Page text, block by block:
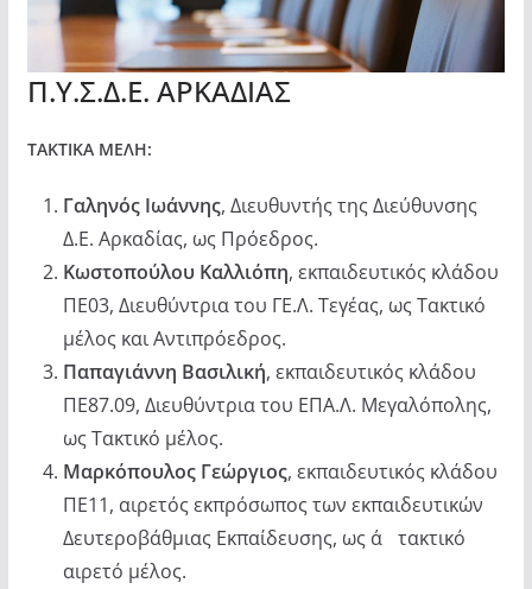
Π.Υ.Σ.Δ.Ε. ΑΡΚΑΔΙΑΣ
ΤΑΚΤΙΚΑ ΜΕΛΗ:
Γαληνός Ιωάννης, Διευθυντής της Διεύθυνσης
Δ.Ε. Αρκαδίας, ως Πρόεδρος.
Κωστοπούλου Καλλιόπη, εκπαιδευτικός κλάδου
ΠΕ03, Διευθύντρια του ΓΕ.Λ. Τεγέας, ως Τακτικό
μέλος και Αντιπρόεδρος.
Παπαγιάννη Βασιλική, εκπαιδευτικός κλάδου
ΠΕ87.09, Διευθύντρια του ΕΠΑ.Λ. Μεγαλόπολης,
ως Τακτικό μέλος.
Μαρκόπουλος Γεώργιος, εκπαιδευτικός κλάδου
ΠΕ11, αιρετός εκπρόσωπος των εκπαιδευτικών
Δευτεροβάθμιας Εκπαίδευσης, ως α΄ τακτικό
αιρετό μέλος.